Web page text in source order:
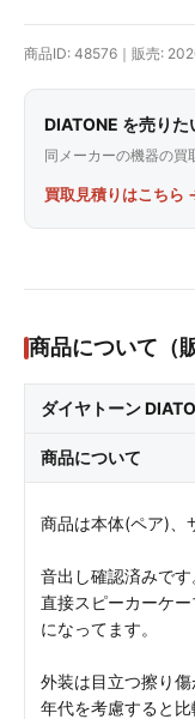
商品ID: 48576｜販売:
DIATONE を売りた
同メーカーの機器の買
買取見積りはこちら
商品について（
ダイヤトーン
商品について
商品は本体(ペア)、
音出し確認済みです
直接スピーカーケ
になってます。
外装は目立つ擦り傷
年代を考慮すると比